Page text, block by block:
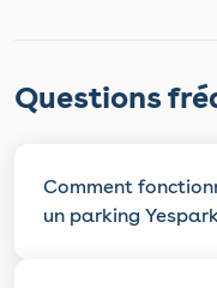
Questions
Comment
un parking